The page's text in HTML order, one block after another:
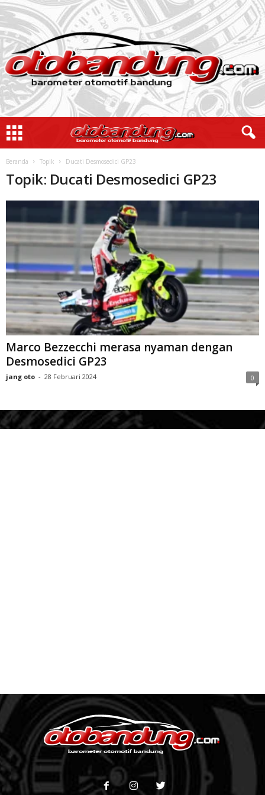
Beranda Topik Ducati Desmosedici GP23
Topik: Ducati Desmosedici GP23
Marco Bezzecchi merasa nyaman dengan
Desmosedici GP23
jang oto - 28 Februari 2024 0